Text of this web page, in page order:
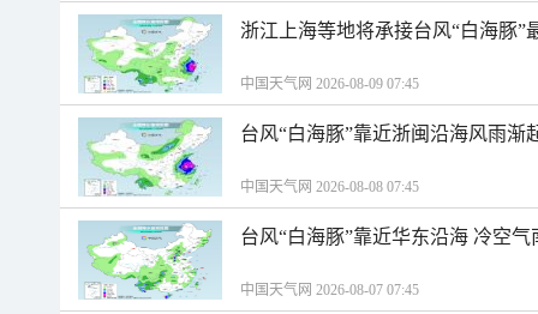
浙江上海等地将承接台风“白海豚”
中国天气网 2026-08-09 07:45
台风“白海豚”靠近浙闽沿海风雨渐
中国天气网 2026-08-08 07:45
台风“白海豚”靠近华东沿海 冷空
中国天气网 2026-08-07 07:45